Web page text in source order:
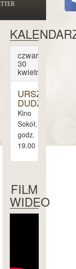
czwartek
30
kwietnia
URSZULA
DUDZIAK
Kino
Sokół,
godz.
19.00
1.
maja
sobota
FILM
WIDEO